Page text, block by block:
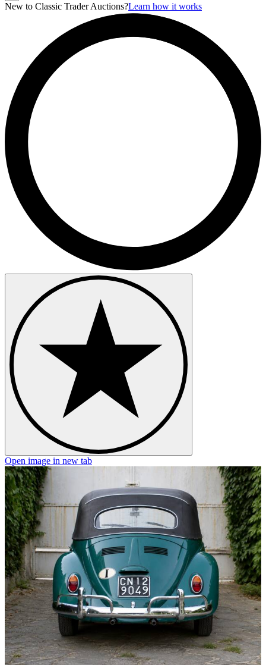
New to Classic Trader Auctions?Learn how it works
Open image in new tab